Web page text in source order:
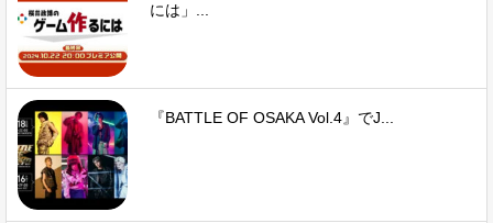
には」...
『BATTLE OF OSAKA Vol.4』でJ...